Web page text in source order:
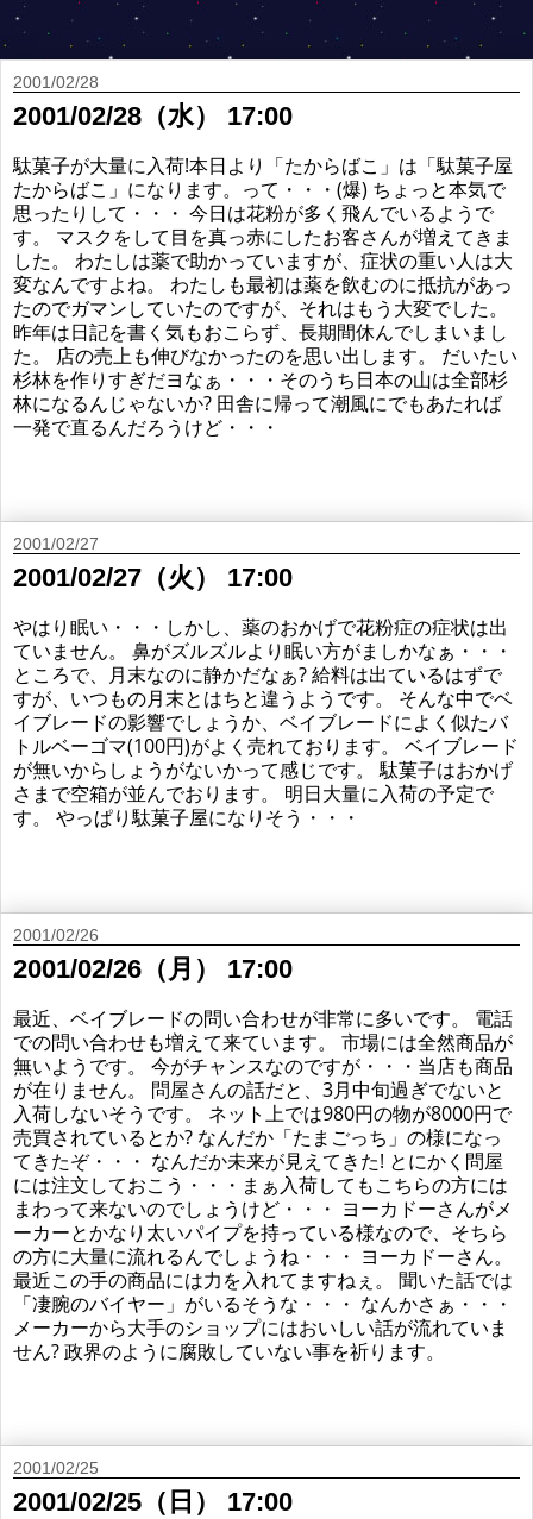
2001/02/28
2001/02/28（水） 17:00
駄菓子が大量に入荷!本日より「たからばこ」は「駄菓子屋
たからばこ」になります。って・・・(爆) ちょっと本気で
思ったりして・・・ 今日は花粉が多く飛んでいるようで
す。 マスクをして目を真っ赤にしたお客さんが増えてきま
した。 わたしは薬で助かっていますが、症状の重い人は大
変なんですよね。 わたしも最初は薬を飲むのに抵抗があっ
たのでガマンしていたのですが、それはもう大変でした。
昨年は日記を書く気もおこらず、長期間休んでしまいまし
た。 店の売上も伸びなかったのを思い出します。 だいたい
杉林を作りすぎだヨなぁ・・・そのうち日本の山は全部杉
林になるんじゃないか? 田舎に帰って潮風にでもあたれば
一発で直るんだろうけど・・・
2001/02/27
2001/02/27（火） 17:00
やはり眠い・・・しかし、薬のおかげで花粉症の症状は出
ていません。 鼻がズルズルより眠い方がましかなぁ・・・
ところで、月末なのに静かだなぁ? 給料は出ているはずで
すが、いつもの月末とはちと違うようです。 そんな中でベ
イブレードの影響でしょうか、ベイブレードによく似たバ
トルベーゴマ(100円)がよく売れております。 ベイブレード
が無いからしょうがないかって感じです。 駄菓子はおかげ
さまで空箱が並んでおります。 明日大量に入荷の予定で
す。 やっぱり駄菓子屋になりそう・・・
2001/02/26
2001/02/26（月） 17:00
最近、ベイブレードの問い合わせが非常に多いです。 電話
での問い合わせも増えて来ています。 市場には全然商品が
無いようです。 今がチャンスなのですが・・・当店も商品
が在りません。 問屋さんの話だと、3月中旬過ぎでないと
入荷しないそうです。 ネット上では980円の物が8000円で
売買されているとか? なんだか「たまごっち」の様になっ
てきたぞ・・・ なんだか未来が見えてきた! とにかく問屋
には注文しておこう・・・まぁ入荷してもこちらの方には
まわって来ないのでしょうけど・・・ ヨーカドーさんがメ
ーカーとかなり太いパイプを持っている様なので、そちら
の方に大量に流れるんでしょうね・・・ ヨーカドーさん。
最近この手の商品には力を入れてますねぇ。 聞いた話では
「凄腕のバイヤー」がいるそうな・・・ なんかさぁ・・・
メーカーから大手のショップにはおいしい話が流れていま
せん? 政界のように腐敗していない事を祈ります。
2001/02/25
2001/02/25（日） 17:00